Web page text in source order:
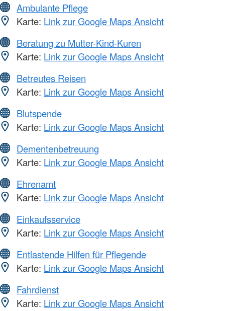
Ambulante Pflege
Karte: Link zur Google Maps Ansicht
Beratung zu Mutter-Kind-Kuren
Karte: Link zur Google Maps Ansicht
Betreutes Reisen
Karte: Link zur Google Maps Ansicht
Blutspende
Karte: Link zur Google Maps Ansicht
Dementenbetreuung
Karte: Link zur Google Maps Ansicht
Ehrenamt
Karte: Link zur Google Maps Ansicht
Einkaufsservice
Karte: Link zur Google Maps Ansicht
Entlastende Hilfen für Pflegende
Karte: Link zur Google Maps Ansicht
Fahrdienst
Karte: Link zur Google Maps Ansicht